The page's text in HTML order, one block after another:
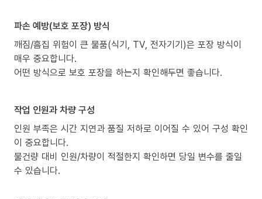
파손 예방(보호 포장) 방식
깨짐/흠집 위험이 큰 물품(식기, TV, 전자기기)은 포장 방식이
매우 중요합니다.
어떤 방식으로 보호 포장을 하는지 확인해두면 좋습니다.
작업 인원과 차량 구성
인원 부족은 시간 지연과 품질 저하로 이어질 수 있어 구성 확인
이 중요합니다.
물건량 대비 인원/차량이 적절한지 확인하면 당일 변수를 줄일
수 있습니다.